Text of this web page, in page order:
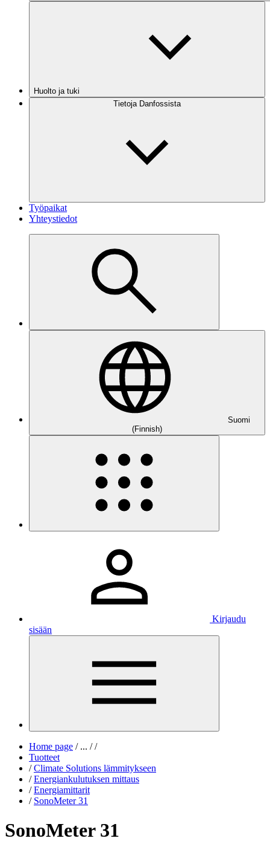
Huolto ja tuki
Tietoja Danfossista
Työpaikat
Yhteystiedot
Suomi
(Finnish)
Kirjaudu
sisään
Home page /... / /
Tuotteet
/ Climate Solutions lämmitykseen
/ Energiankulutuksen mittaus
/ Energiamittarit
/ SonoMeter 31
SonoMeter 31